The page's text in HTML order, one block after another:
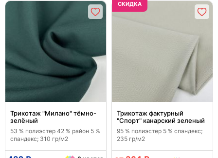
Трикотаж "Милано" тёмно-
зелёный
53 % полиэстер 42 % район 5 %
спандекс; 310 гр/м2
CКИДКА
Трикотаж фактурный
"Спорт" канарский зеленый
95 % полиэстер 5 % спандекс;
235 гр/м2